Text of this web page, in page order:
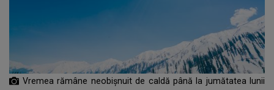
Vremea rămâne neobișnuit de caldă până la jumătatea lunii